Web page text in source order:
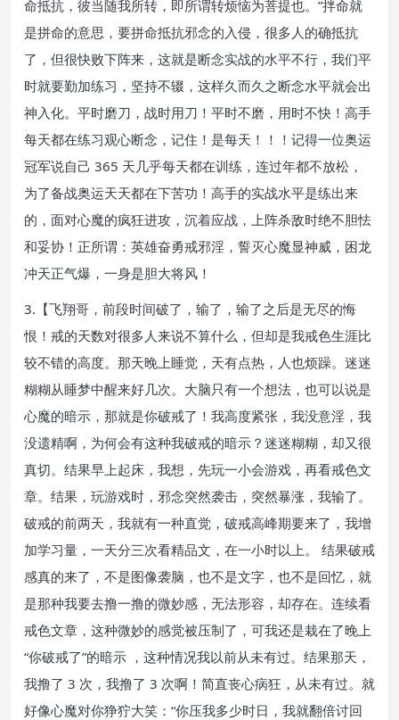
命抵抗，彼当随我所转，即所谓转烦恼为菩提也。”拌命就
是拼命的意思，要拼命抵抗邪念的入侵，很多人的确抵抗
了，但很快败下阵来，这就是断念实战的水平不行，我们平
时就要勤加练习，坚持不辍，这样久而久之断念水平就会出
神入化。平时磨刀，战时用刀！平时不磨，用时不快！高手
每天都在练习观心断念，记住！是每天！！！记得一位奥运
冠军说自己 365 天几乎每天都在训练，连过年都不放松，
为了备战奥运天天都在下苦功！高手的实战水平是练出来
的，面对心魔的疯狂进攻，沉着应战，上阵杀敌时绝不胆怯
和妥协！正所谓：英雄奋勇戒邪淫，誓灭心魔显神威，困龙
冲天正气爆，一身是胆大将风！
3.【飞翔哥，前段时间破了，输了，输了之后是无尽的悔
恨！戒的天数对很多人来说不算什么，但却是我戒色生涯比
较不错的高度。那天晚上睡觉，天有点热，人也烦躁。迷迷
糊糊从睡梦中醒来好几次。大脑只有一个想法，也可以说是
心魔的暗示，那就是你破戒了！我高度紧张，我没意淫，我
没遗精啊，为何会有这种我破戒的暗示？迷迷糊糊，却又很
真切。结果早上起床，我想，先玩一小会游戏，再看戒色文
章。结果，玩游戏时，邪念突然袭击，突然暴涨，我输了。
破戒的前两天，我就有一种直觉，破戒高峰期要来了，我增
加学习量，一天分三次看精品文，在一小时以上。 结果破戒
感真的来了，不是图像袭脑，也不是文字，也不是回忆，就
是那种我要去撸一撸的微妙感，无法形容，却存在。连续看
戒色文章，这种微妙的感觉被压制了，可我还是栽在了晚上
“你破戒了”的暗示 ，这种情况我以前从未有过。结果那天，
我撸了 3 次，我撸了 3 次啊！简直丧心病狂，从未有过。就
好像心魔对你狰狞大笑：“你压我多少时日，我就翻倍讨回